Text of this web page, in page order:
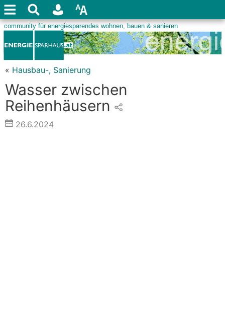
« Hausbau-, Sanierung
Wasser zwischen
Reihenhäusern
26.6.2024